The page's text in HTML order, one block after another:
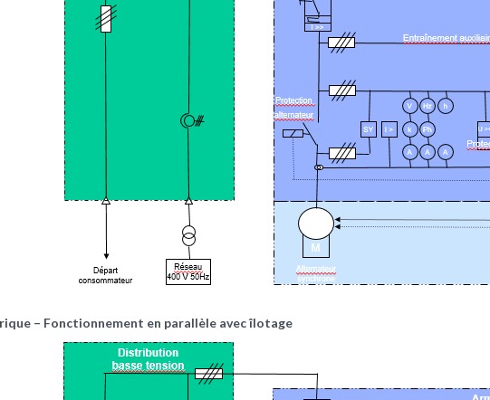
– Fonctionnement en parallèle avec îlotage